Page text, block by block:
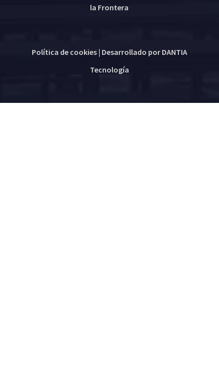
la Frontera
Política de cookies| Desarrollado por DANTIA
Tecnología